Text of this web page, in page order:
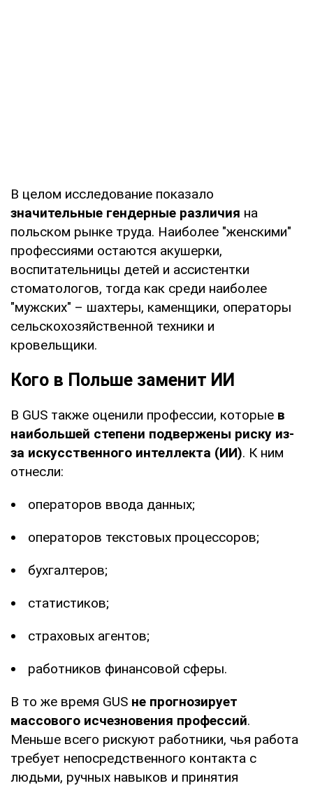
В целом исследование показало
значительные гендерные различия на
польском рынке труда. Наиболее "женскими"
профессиями остаются акушерки,
воспитательницы детей и ассистентки
стоматологов, тогда как среди наиболее
"мужских" – шахтеры, каменщики, операторы
сельскохозяйственной техники и
кровельщики.
Кого в Польше заменит ИИ
В GUS также оценили профессии, которые в
наибольшей степени подвержены риску из-
за искусственного интеллекта (ИИ). К ним
отнесли:
операторов ввода данных;
операторов текстовых процессоров;
бухгалтеров;
статистиков;
страховых агентов;
работников финансовой сферы.
В то же время GUS не прогнозирует
массового исчезновения профессий.
Меньше всего рискуют работники, чья работа
требует непосредственного контакта с
людьми, ручных навыков и принятия